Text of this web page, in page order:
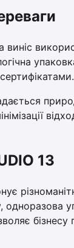
13
одноразова
бізнесу